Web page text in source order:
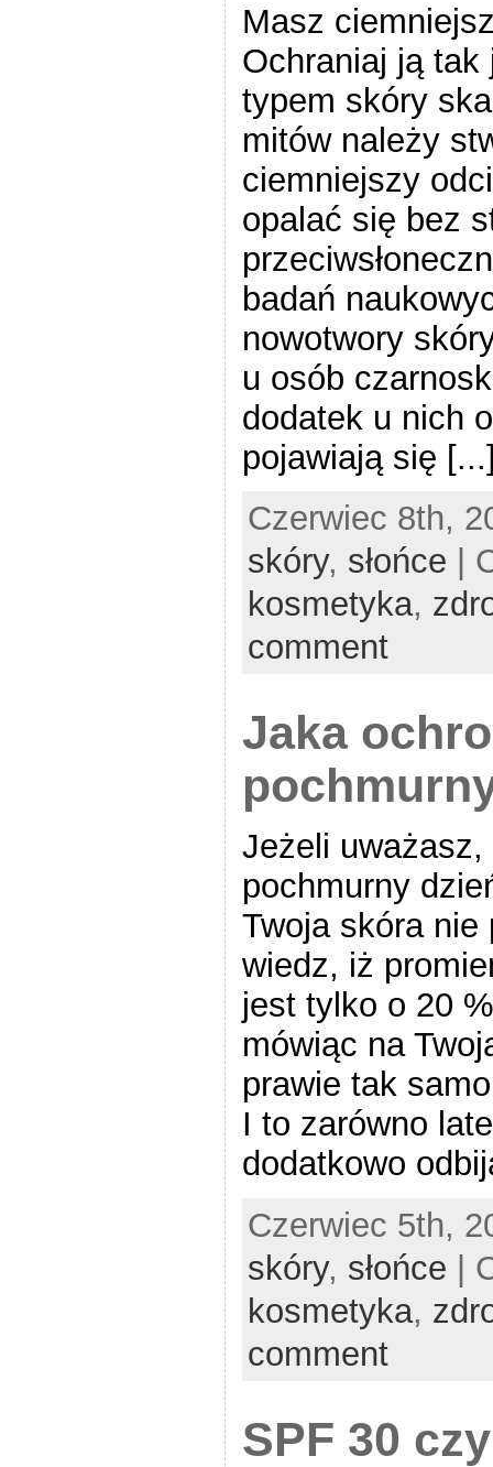
Masz
Ochraniaj ją
typem skóry
mitów należy
ciemniejszy
opalać się bez
badań
nowotwory
u osób
dodatek u nich
pojawiają się
Czerwiec 8th,
skóry, słońce |
kosmetyka,
comment
Jaka
Jeżeli
pochmurny
Twoja skóra nie
wiedz, iż
jest tylko o 20
mówiąc na
prawie tak
I to zarówno
dodatkowo
Czerwiec 5th,
skóry, słońce |
kosmetyka,
comment
SPF 30